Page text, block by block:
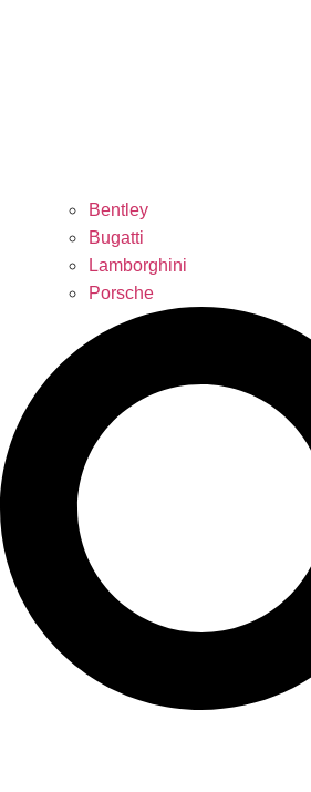
Bentley
Bugatti
Lamborghini
Porsche